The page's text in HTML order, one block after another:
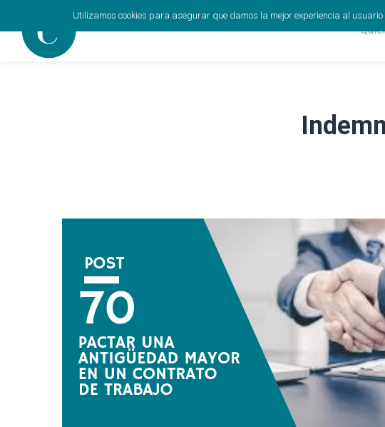
Utilizamos cookies para asegurar que damos la mejor experiencia al